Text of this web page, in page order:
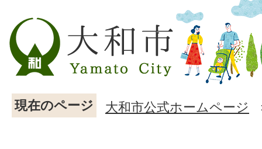
現在のページ 大和市公式ホームページ